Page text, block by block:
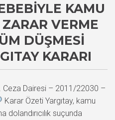
KAMU
VERME
DÜŞMESI
KARARI
Ceza Dairesi – 2011/22030 –
Karar Özeti Yargıtay, kamu
dolandırıcılık suçunda